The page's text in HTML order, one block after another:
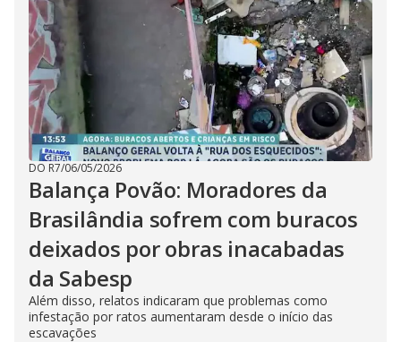
DO R7/06/05/2026
Balança Povão: Moradores da
Brasilândia sofrem com buracos
deixados por obras inacabadas
da Sabesp
Além disso, relatos indicaram que problemas como
infestação por ratos aumentaram desde o início das
escavações